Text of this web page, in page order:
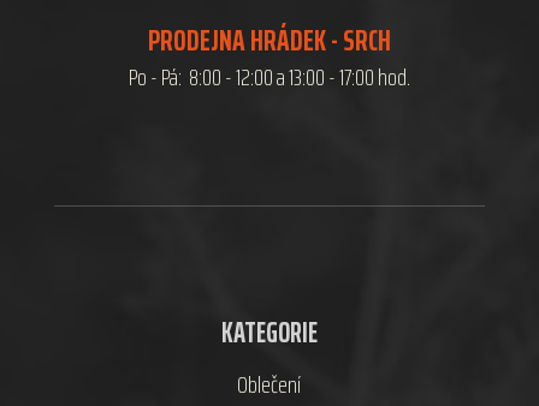
PRODEJNA HRÁDEK - SRCH
Po - Pá: 8:00 - 12:00 a 13:00 - 17:00 hod.
KATEGORIE
Oblečení